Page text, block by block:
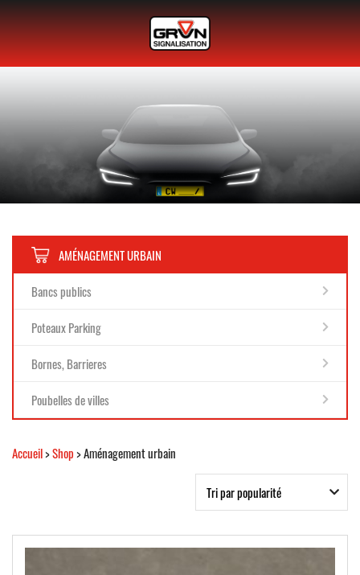
AMÉNAGEMENT URBAIN
Bancs publics
Poteaux Parking
Bornes, Barrieres
Poubelles de villes
Accueil>Shop> Aménagement urbain